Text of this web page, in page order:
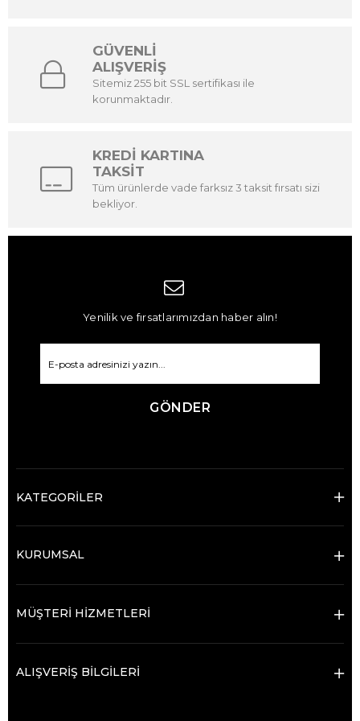
GÜVENLİ
ALIŞVERİŞ
Sitemiz 255 bit SSL sertifikası ile
korunmaktadır.
KREDİ KARTINA
TAKSİT
Tüm ürünlerde vade farksız 3 taksit fırsatı sizi
bekliyor.
Yenilik ve fırsatlarımızdan haber alın!
GÖNDER
KATEGORİLER
KURUMSAL
MÜŞTERİ HİZMETLERİ
ALIŞVERİŞ BİLGİLERİ